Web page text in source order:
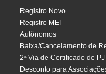
Registro Novo
Registro MEI
Autônomos
Baixa/Cancelamento de
2ª Via de Certificado de PJ
Desconto para